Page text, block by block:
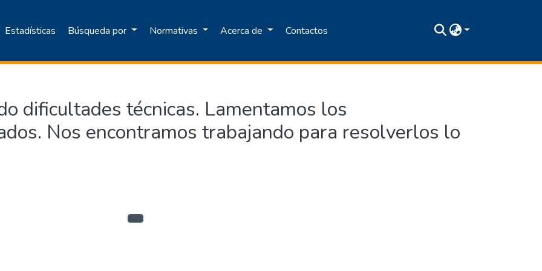
Estadísticas Búsqueda por Normativas Acerca de Contactos
dificultades técnicas. Lamentamos los
Nos encontramos trabajando para resolverlos lo